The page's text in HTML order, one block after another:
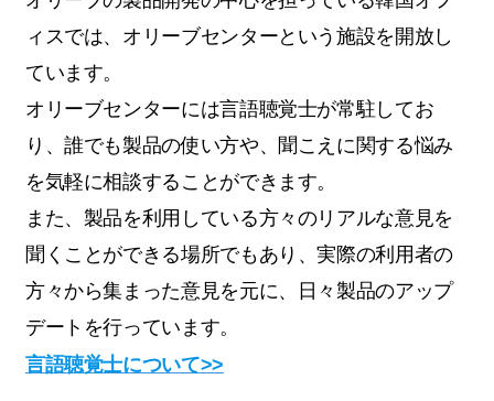
ィスでは、オリーブセンターという施設を開放し
ています。
オリーブセンターには言語聴覚士が常駐してお
り、誰でも製品の使い方や、聞こえに関する悩み
を気軽に相談することができます。
また、製品を利用している方々のリアルな意見を
聞くことができる場所でもあり、実際の利用者の
方々から集まった意見を元に、日々製品のアップ
デートを行っています。
言語聴覚士について>>